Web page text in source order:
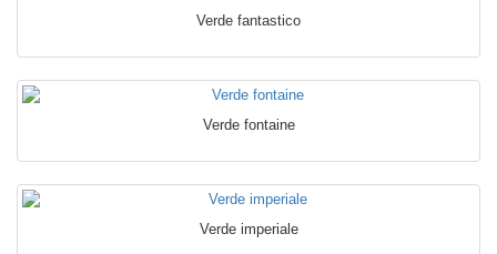
Verde fantastico
Verde fontaine
Verde imperiale